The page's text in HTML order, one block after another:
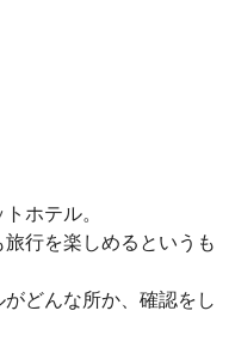
ホテル。
行を楽しめるというも
どんな所か、確認をし